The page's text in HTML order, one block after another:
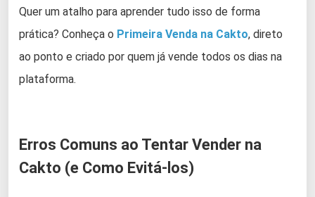
Quer um atalho para aprender tudo isso de forma
prática? Conheça o Primeira Venda na Cakto, direto
ao ponto e criado por quem já vende todos os dias na
plataforma.
Erros Comuns ao Tentar Vender na
Cakto (e Como Evitá-los)